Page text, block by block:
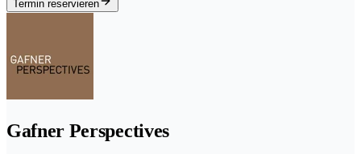
Termin reservieren
Gafner Perspectives